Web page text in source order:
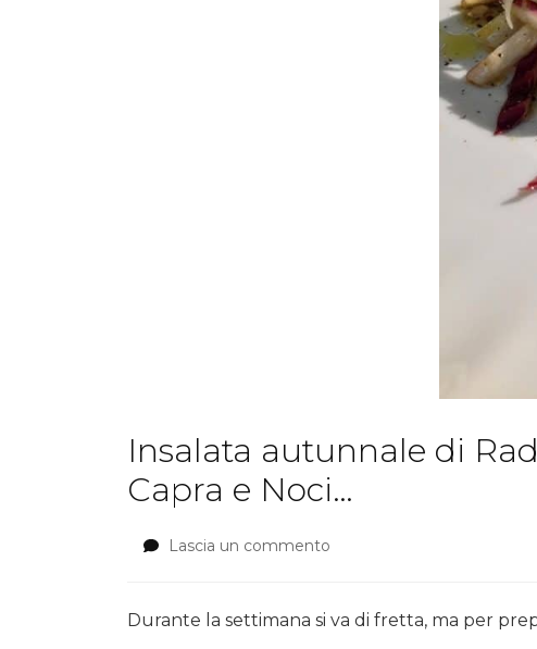
Insalata autunnale di
Capra e Noci…
Lascia un commento
di
Durante la settimana si va di fretta, ma per